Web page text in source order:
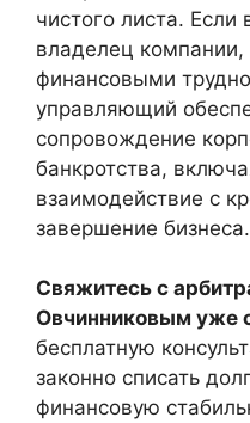
чистого листа. Если
владелец компании,
финансовыми
управляющий
сопровождение
банкротства,
взаимодействие с
завершение бизнеса.
Свяжитесь с
Овчинниковым уже
бесплатную
законно списать
финансовую